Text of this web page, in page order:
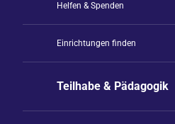
Helfen & Spenden
Einrichtungen finden
Teilhabe & Pädagogik